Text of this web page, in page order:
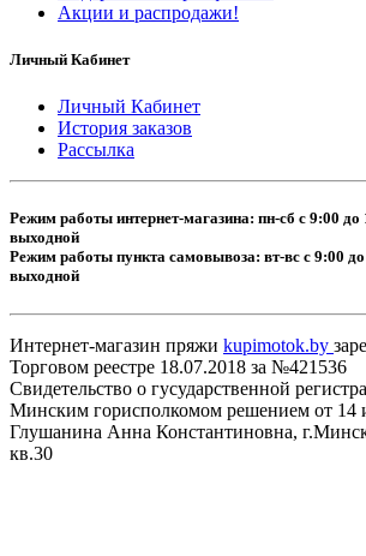
Акции и распродажи!
Личный Кабинет
Личный Кабинет
История заказов
Рассылка
Режим работы интернет-магазина: пн-сб с 9:00 до
выходной
Режим работы пункта самовывоза: вт-вс с 9:00
выходной
Интернет-магазин пряжи kupimotok.by
Торговом реестре 18.07.2018 за №421536
Свидетельство о гусударственной
Минским горисполкомом решением от 14
Глушанина Анна Константиновна,
кв.30